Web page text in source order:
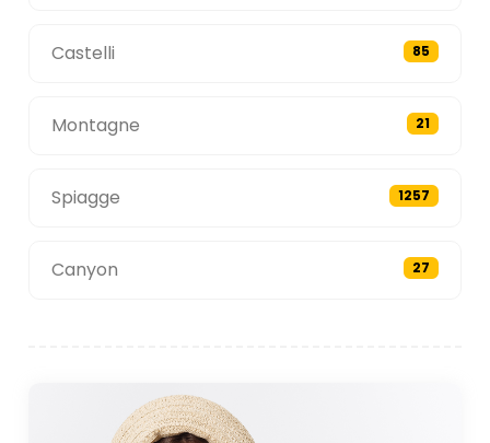
Castelli 85
Montagne 21
Spiagge 1257
Canyon 27